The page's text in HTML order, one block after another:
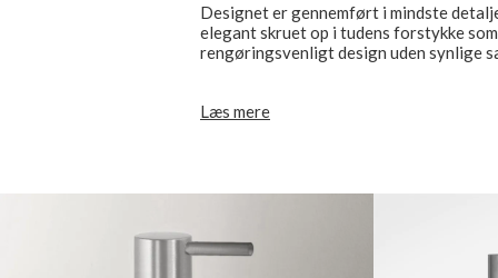
Designet er gennemført i mindste
elegant skruet op i tudens forstykke
rengøringsvenligt design uden synlige
i slidstærk høj kvalitet hvor der ikke er
Armaturet er nemt at servicere, bla. er
Læs mere